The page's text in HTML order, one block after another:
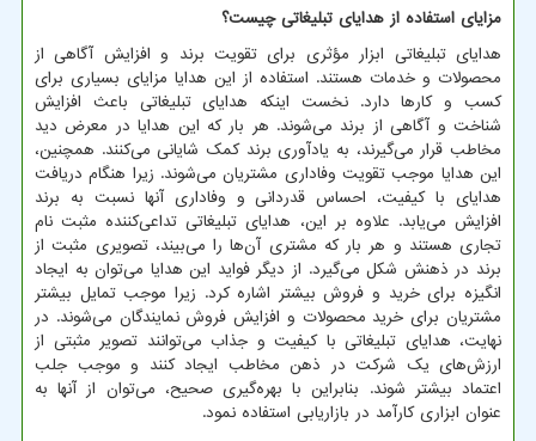
مزایای استفاده از هدایای تبلیغاتی چیست؟
هدایای تبلیغاتی ابزار مؤثری برای تقویت برند و افزایش آگاهی از
محصولات و خدمات هستند. استفاده از این هدایا مزایای بسیاری برای
کسب و کارها دارد. نخست اینکه هدایای تبلیغاتی باعث افزایش
شناخت و آگاهی از برند می‌شوند. هر بار که این هدایا در معرض دید
مخاطب قرار می‌گیرند، به یادآوری برند کمک شایانی می‌کنند. همچنین،
این هدایا موجب تقویت وفاداری مشتریان می‌شوند. زیرا هنگام دریافت
هدایای با کیفیت، احساس قدردانی و وفاداری آنها نسبت به برند
افزایش می‌یابد. علاوه بر این، هدایای تبلیغاتی تداعی‌کننده مثبت نام
تجاری هستند و هر بار که مشتری آن‌ها را می‌بیند، تصویری مثبت از
برند در ذهنش شکل می‌گیرد. از دیگر فواید این هدایا می‌توان به ایجاد
انگیزه برای خرید و فروش بیشتر اشاره کرد. زیرا موجب تمایل بیشتر
مشتریان برای خرید محصولات و افزایش فروش نمایندگان می‌شوند. در
نهایت، هدایای تبلیغاتی با کیفیت و جذاب می‌توانند تصویر مثبتی از
ارزش‌های یک شرکت در ذهن مخاطب ایجاد کنند و موجب جلب
اعتماد بیشتر شوند. بنابراین با بهره‌گیری صحیح، می‌توان از آنها به
عنوان ابزاری کارآمد در بازاریابی استفاده نمود.